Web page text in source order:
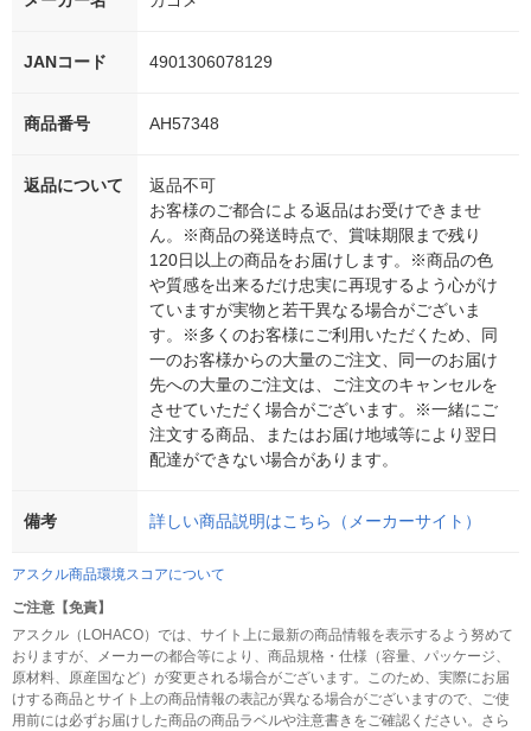
JANコード 4901306078129
商品番号 AH57348
返品について
返品不可
お客様のご都合による返品はお受けできませ
ん。※商品の発送時点で、賞味期限まで残り
120日以上の商品をお届けします。※商品の色
や質感を出来るだけ忠実に再現するよう心がけ
ていますが実物と若干異なる場合がございま
す。※多くのお客様にご利用いただくため、同
一のお客様からの大量のご注文、同一のお届け
先への大量のご注文は、ご注文のキャンセルを
させていただく場合がございます。※一緒にご
注文する商品、またはお届け地域等により翌日
配達ができない場合があります。
備考 詳しい商品説明はこちら（メーカーサイト）
アスクル商品環境スコアについて
ご注意【免責】
アスクル（LOHACO）では、サイト上に最新の商品情報を表示するよう努めて
おりますが、メーカーの都合等により、商品規格・仕様（容量、パッケージ、
原材料、原産国など）が変更される場合がございます。このため、実際にお届
けする商品とサイト上の商品情報の表記が異なる場合がございますので、ご使
用前には必ずお届けした商品の商品ラベルや注意書きをご確認ください。さら